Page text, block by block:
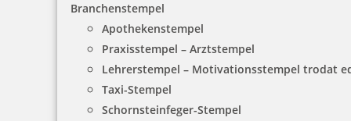
Branchenstempel
Apothekenstempel
Praxisstempel – Arztstempel
Lehrerstempel – Motivationsstempel trodat
Taxi-Stempel
Schornsteinfeger-Stempel